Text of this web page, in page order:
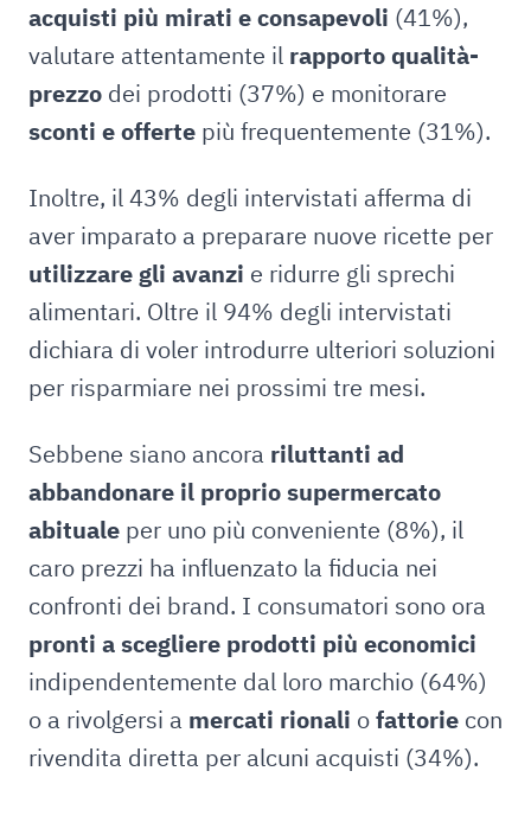
acquisti più mirati e consapevoli (41%),
valutare attentamente il rapporto qualità-
prezzo dei prodotti (37%) e monitorare
sconti e offerte più frequentemente (31%).
Inoltre, il 43% degli intervistati afferma di
aver imparato a preparare nuove ricette per
utilizzare gli avanzi e ridurre gli sprechi
alimentari. Oltre il 94% degli intervistati
dichiara di voler introdurre ulteriori soluzioni
per risparmiare nei prossimi tre mesi.
Sebbene siano ancora riluttanti ad
abbandonare il proprio supermercato
abituale per uno più conveniente (8%), il
caro prezzi ha influenzato la fiducia nei
confronti dei brand. I consumatori sono ora
pronti a scegliere prodotti più economici
indipendentemente dal loro marchio (64%)
o a rivolgersi a mercati rionali ofattorie con
rivendita diretta per alcuni acquisti (34%).